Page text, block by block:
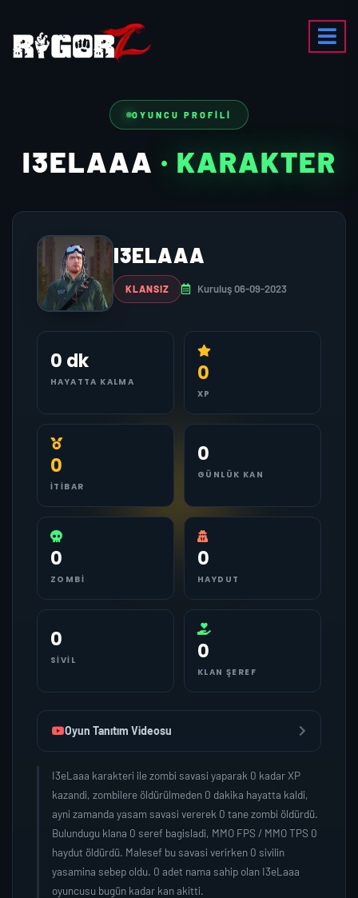
OYUNCU PROFILI
I3ELAAA · KARAKTER
I3ELAAA
KLANSIZ Kuruluş 06-09-2023
0 dk
HAYATTA KALMA 0
XP
0
İTIBAR
0
GÜNLÜK KAN
0
ZOMBI
0
HAYDUT
0
SIVIL 0
KLAN ŞEREF
Oyun Tanıtım Videosu
I3eLaaa karakteri ile zombi savasi yaparak 0 kadar XP
kazandi, zombilere öldürülmeden 0 dakika hayatta kaldi,
ayni zamanda yasam savasi vererek 0 tane zombi öldürdü.
Bulundugu klana 0 seref bagisladi, MMO FPS / MMO TPS 0
haydut öldürdü. Malesef bu savasi verirken 0 sivilin
yasamina sebep oldu. 0 adet nama sahip olan I3eLaaa
oyuncusu bugün kadar kan akitti.